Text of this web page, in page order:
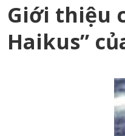
Giới thiệu
Haikus”